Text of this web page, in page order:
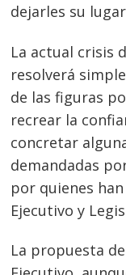
dejarles su
La actual crisis
resolverá
de las figuras
recrear la
concretar
demandadas
por quienes
Ejecutivo y
La propuesta
Navegación